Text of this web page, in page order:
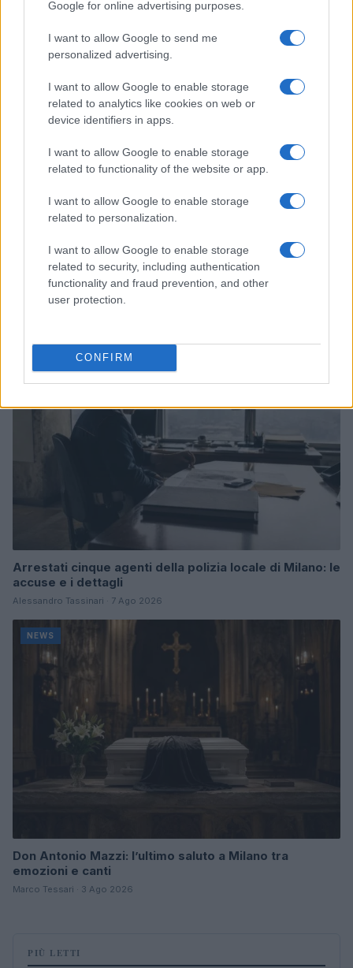
Google for online advertising purposes.
I want to allow Google to send me
personalized advertising.
I want to allow Google to enable storage
related to analytics like cookies on web or
device identifiers in apps.
I want to allow Google to enable storage
related to functionality of the website or app.
I want to allow Google to enable storage
related to personalization.
I want to allow Google to enable storage
related to security, including authentication
functionality and fraud prevention, and other
user protection.
CONFIRM
NEWS
Come scegliere le scarpe da running donna: comfort
e performance
NEWS
Arrestati cinque agenti della polizia locale di Milano: le
accuse e i dettagli
Alessandro Tassinari · 7 Ago 2026
NEWS
Don Antonio Mazzi: l’ultimo saluto a Milano tra
emozioni e canti
Marco Tessari · 3 Ago 2026
PIÙ LETTI